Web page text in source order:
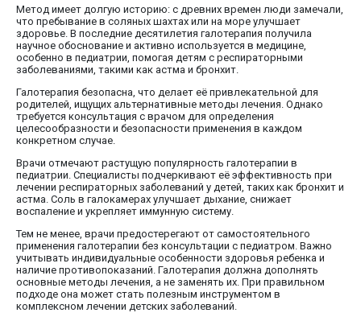
Метод имеет долгую историю: с древних времен люди замечали,
что пребывание в соляных шахтах или на море улучшает
здоровье. В последние десятилетия галотерапия получила
научное обоснование и активно используется в медицине,
особенно в педиатрии, помогая детям с респираторными
заболеваниями, такими как астма и бронхит.
Галотерапия безопасна, что делает её привлекательной для
родителей, ищущих альтернативные методы лечения. Однако
требуется консультация с врачом для определения
целесообразности и безопасности применения в каждом
конкретном случае.
Врачи отмечают растущую популярность галотерапии в
педиатрии. Специалисты подчеркивают её эффективность при
лечении респираторных заболеваний у детей, таких как бронхит и
астма. Соль в галокамерах улучшает дыхание, снижает
воспаление и укрепляет иммунную систему.
Тем не менее, врачи предостерегают от самостоятельного
применения галотерапии без консультации с педиатром. Важно
учитывать индивидуальные особенности здоровья ребенка и
наличие противопоказаний. Галотерапия должна дополнять
основные методы лечения, а не заменять их. При правильном
подходе она может стать полезным инструментом в
комплексном лечении детских заболеваний.